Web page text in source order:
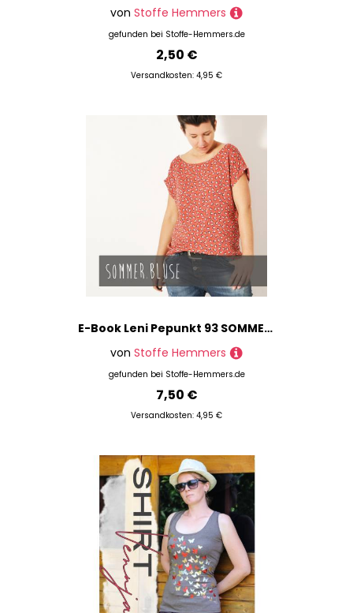
von Stoffe Hemmers
gefunden bei Stoffe-Hemmers.de
2,50 €
Versandkosten: 4,95 €
E-Book Leni Pepunkt 93 SOMMER.bluse
von Stoffe Hemmers
gefunden bei Stoffe-Hemmers.de
7,50 €
Versandkosten: 4,95 €